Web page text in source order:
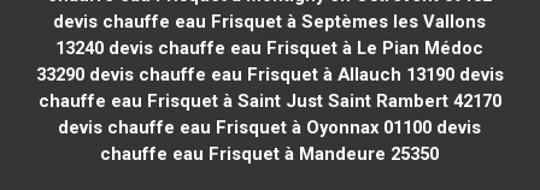
devis chauffe eau Frisquet à Septèmes les Vallons
13240 devis chauffe eau Frisquet à Le Pian Médoc
33290devis chauffe eau Frisquet à Allauch 13190devis
chauffe eau Frisquet à Saint Just Saint Rambert 42170
devis chauffe eau Frisquet à Oyonnax 01100 devis
chauffe eau Frisquet à Mandeure 25350